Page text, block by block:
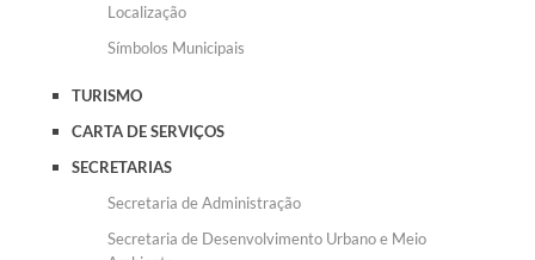
Localização
Símbolos Municipais
TURISMO
CARTA DE SERVIÇOS
SECRETARIAS
Secretaria de Administração
Secretaria de Desenvolvimento Urbano e Meio